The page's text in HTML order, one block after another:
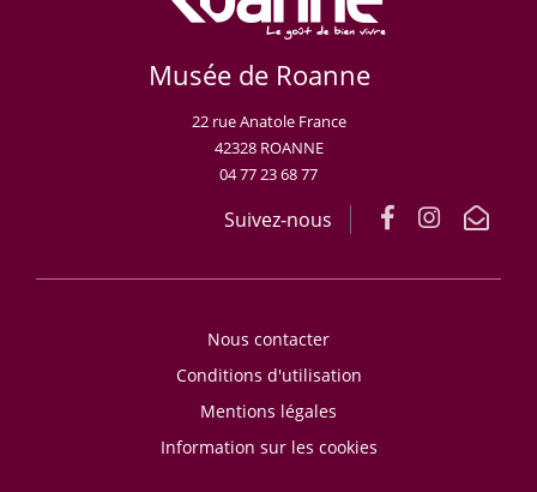
Musée de Roanne
22 rue Anatole France
42328 ROANNE
04 77 23 68 77
Suivez-nous
Nous contacter
Conditions d'utilisation
Mentions légales
Information sur les cookies